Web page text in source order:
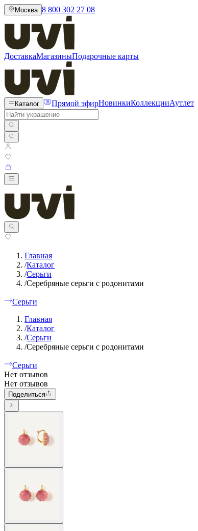
Москва 8 800 302 27 08
ДоставкаМагазиныПодарочные карты
Каталог Прямой эфирНовинкиКоллекцииАутлет
Главная
/Каталог
/Серьги
/Серебряные серьги с родонитами
Серьги
Главная
/Каталог
/Серьги
/Серебряные серьги с родонитами
Серьги
Нет отзывов
Нет отзывов
Поделиться